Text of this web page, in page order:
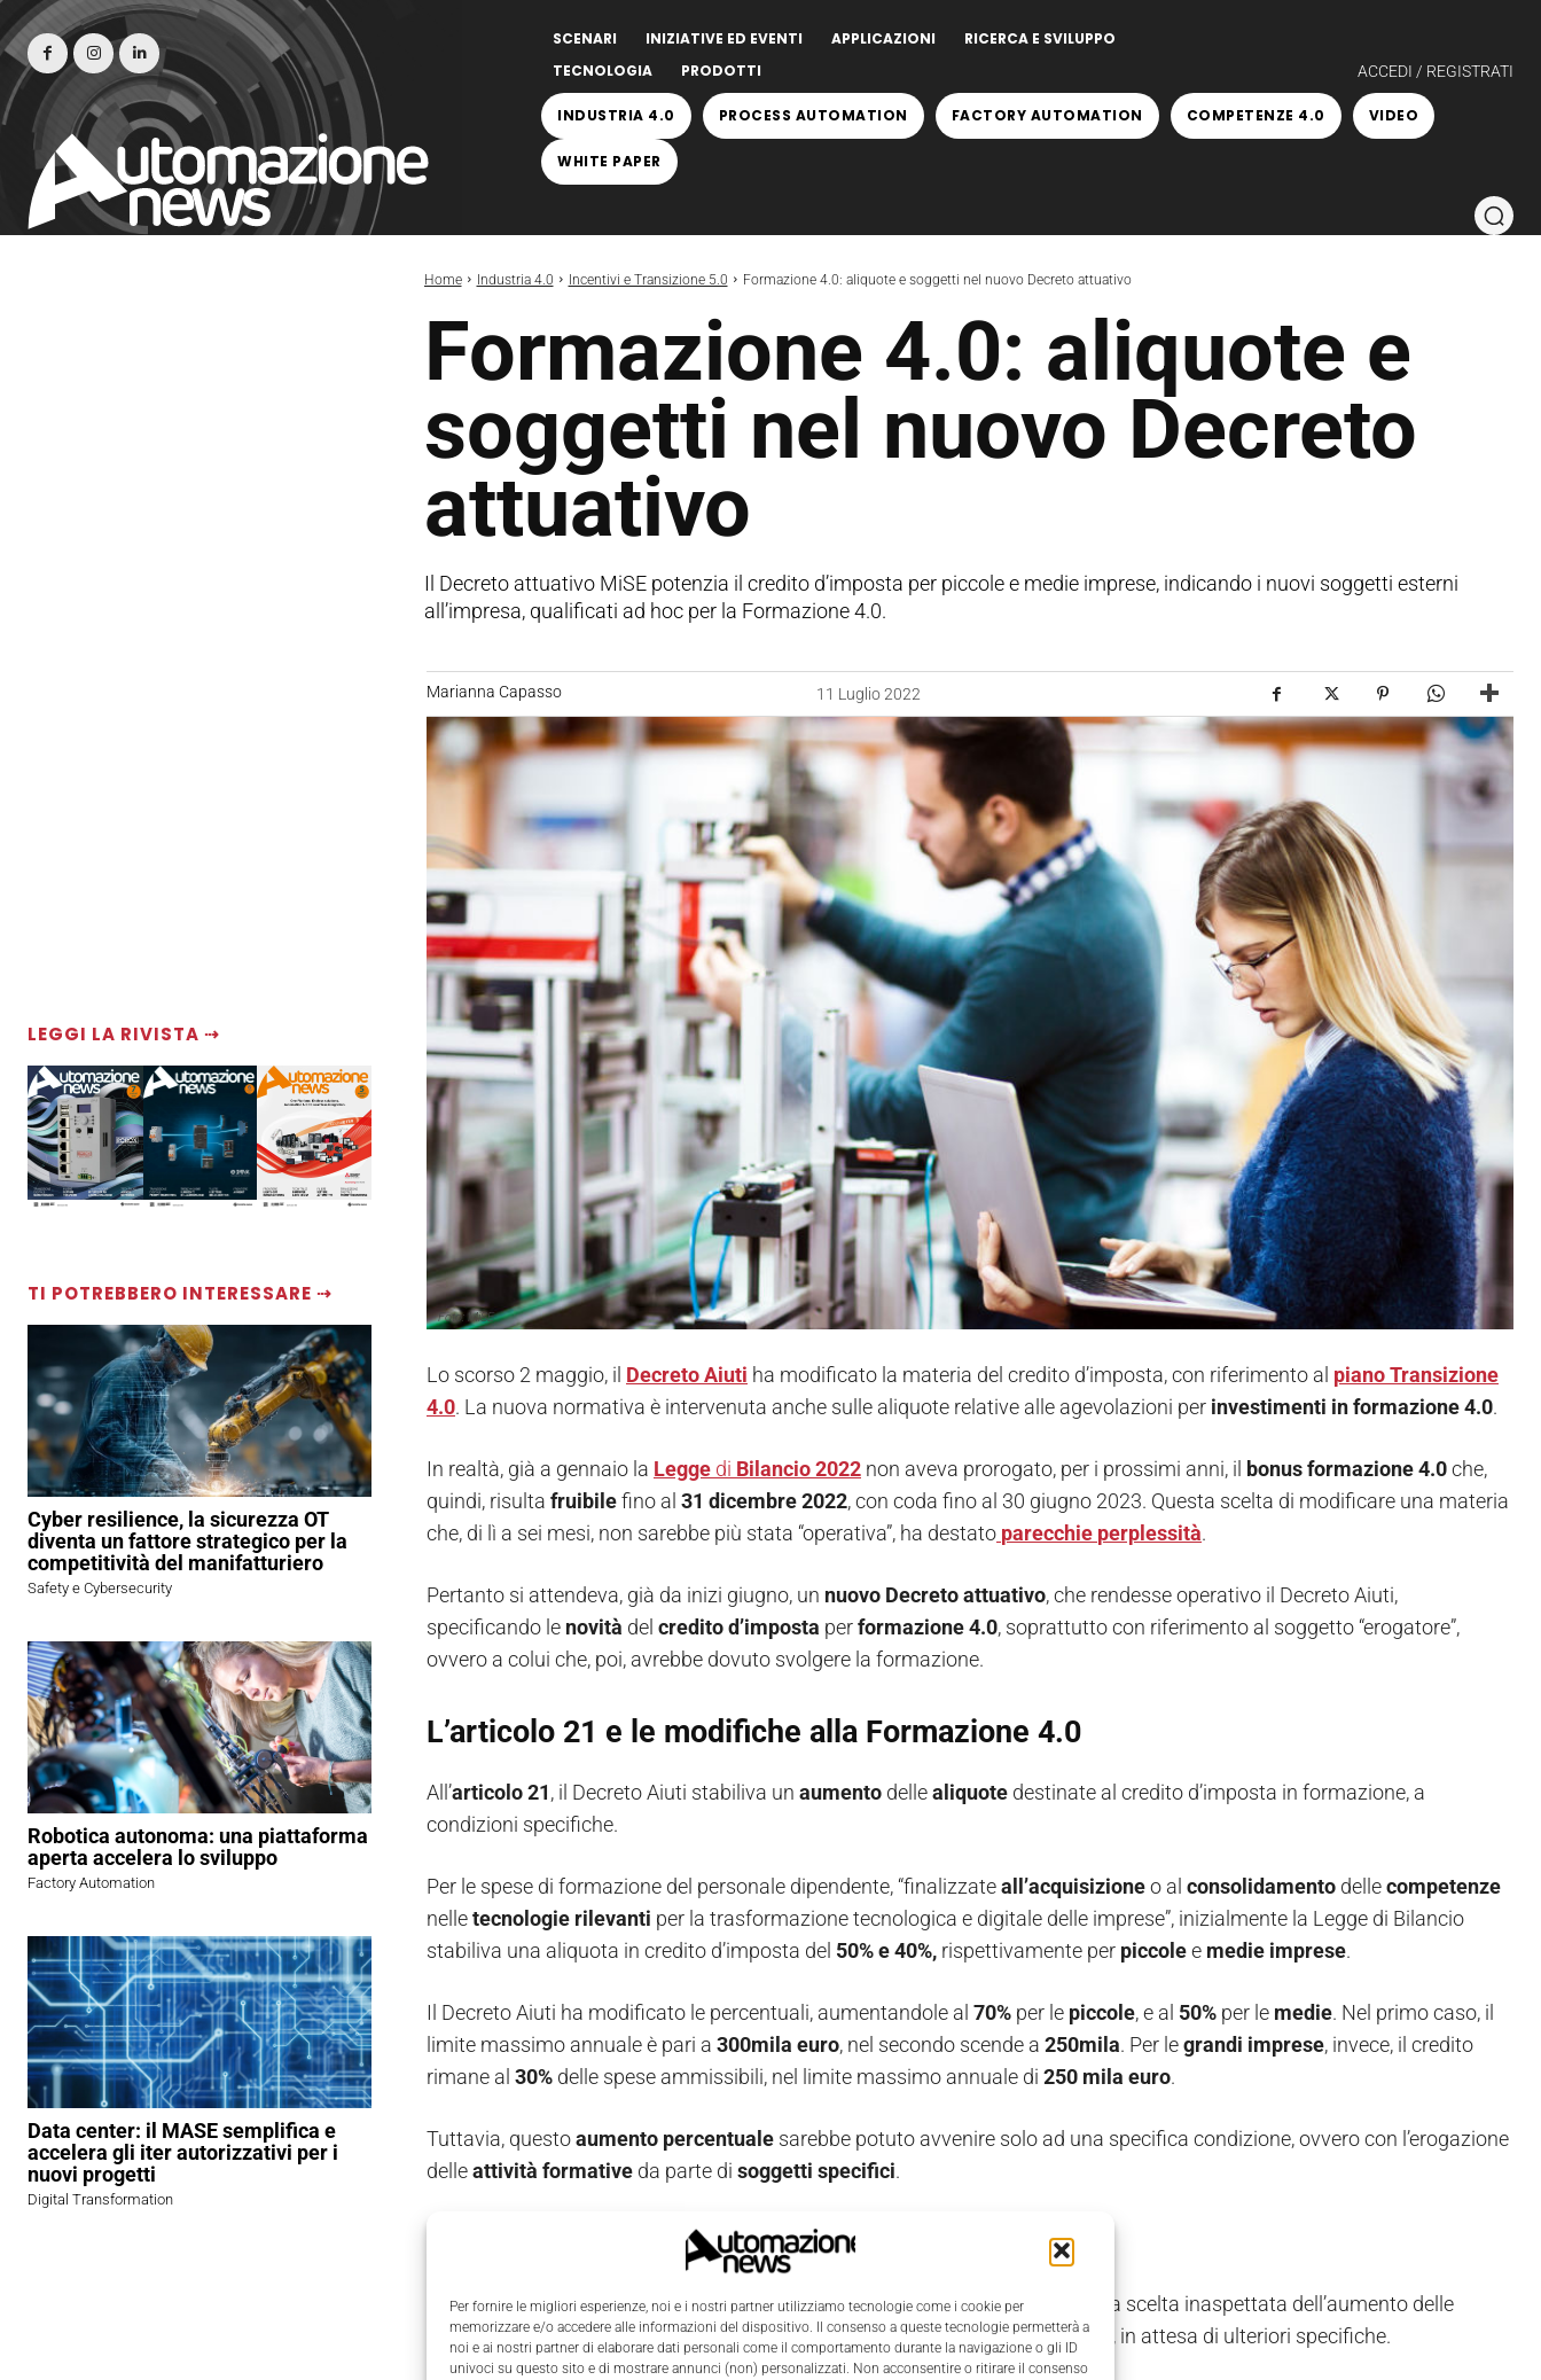
Per fornire le migliori esperienze, noi e i nostri partner utilizziamo tecnologie come i cookie per
memorizzare e/o accedere alle informazioni del dispositivo. Il consenso a queste tecnologie permetterà a
noi e ai nostri partner di elaborare dati personali come il comportamento durante la navigazione o gli ID
univoci su questo sito e di mostrare annunci (non) personalizzati. Non acconsentire o ritirare il consenso
SCENARI INIZIATIVE ED EVENTI APPLICAZIONI
RICERCA E SVILUPPO
TECNOLOGIA
PRODOTTI ACCEDI / REGISTRATI
INDUSTRIA 4.0 PROCESS AUTOMATION FACTORY AUTOMATION COMPETENZE 4.0 VIDEO
WHITE PAPER
Home Industria 4.0 Incentivi e Transizione 5.0 Formazione 4.0: aliquote e soggetti nel nuovo Decreto attuativo
Formazione 4.0: aliquote e
soggetti nel nuovo Decreto
attuativo
Il Decreto attuativo MiSE potenzia il credito d’imposta per piccole e medie imprese, indicando i nuovi soggetti esterni
all’impresa, qualificati ad hoc per la Formazione 4.0.
LEGGI LA RIVISTA ⇢
TI POTREBBERO INTERESSARE ⇢
Cyber resilience, la sicurezza OT
diventa un fattore strategico per la
competitività del manifatturiero
Safety e Cybersecurity
Robotica autonoma: una piattaforma
aperta accelera lo sviluppo
Factory Automation
Data center: il MASE semplifica e
accelera gli iter autorizzativi per i
nuovi progetti
Digital Transformation
Marianna Capasso 11 Luglio 2022
Foto: MiSE
Lo scorso 2 maggio, il Decreto Aiuti ha modificato la materia del credito d’imposta, con riferimento al piano Transizione
4.0. La nuova normativa è intervenuta anche sulle aliquote relative alle agevolazioni per investimenti in formazione 4.0.
In realtà, già a gennaio la Legge di Bilancio2022 non aveva prorogato, per i prossimi anni, il bonus formazione 4.0che,
quindi, risulta fruibilefino al 31 dicembre 2022, con coda fino al 30 giugno 2023. Questa scelta di modificare una materia
che, di lì a sei mesi, non sarebbe più stata “operativa”, ha destato parecchie perplessità.
Pertanto si attendeva, già da inizi giugno, un nuovo Decreto attuativo, che rendesse operativo il Decreto Aiuti,
specificando le novità del creditod’imposta performazione4.0, soprattutto con riferimento al soggetto “erogatore”,
ovvero a colui che, poi, avrebbe dovuto svolgere la formazione.
L’articolo 21 e le modifiche alla Formazione 4.0
All’articolo21, il Decreto Aiuti stabiliva un aumento dellealiquote destinate al credito d’imposta in formazione, a
condizioni specifiche.
Per le spese di formazione del personale dipendente, “finalizzateall’acquisizioneo al consolidamento dellecompetenze
nelletecnologie rilevanti per la trasformazione tecnologica e digitale delle imprese”, inizialmente la Legge di Bilancio
stabiliva una aliquota in credito d’imposta del 50% e 40%, rispettivamente per piccolee medie imprese.
Il Decreto Aiuti ha modificato le percentuali, aumentandole al 70% per le piccole, e al 50% per le medie. Nel primo caso, il
limite massimo annuale è pari a 300mila euro, nel secondo scende a 250mila. Per legrandi imprese, invece, il credito
rimane al 30% delle spese ammissibili, nel limite massimo annuale di 250 mila euro.
Tuttavia, questoaumento percentuale sarebbe potuto avvenire solo ad una specifica condizione, ovvero con l’erogazione
delleattività formative da parte di soggetti specifici.
I soggetti (già) abilitati alla Formazione 4.0
Mentre si gioiva per l’aumento delle percentuali, iniziavano leperplessità
sulla scelta inaspettata dell’aumento delle
aliquote. Ildubbiopiù attanagliante riguardava proprio ilsoggetto formatore , in attesa di ulteriori specifiche.